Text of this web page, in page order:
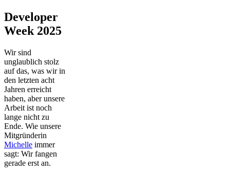
Developer
Week 2025
Wir sind
unglaublich stolz
auf das, was wir in
den letzten acht
Jahren erreicht
haben, aber unsere
Arbeit ist noch
lange nicht zu
Ende. Wie unsere
Mitgründerin
Michelle immer
sagt: Wir fangen
gerade erst an.